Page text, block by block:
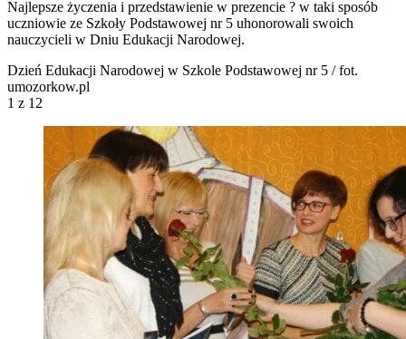
Najlepsze życzenia i przedstawienie w prezencie ? w taki sposób
uczniowie ze Szkoły Podstawowej nr 5 uhonorowali swoich
nauczycieli w Dniu Edukacji Narodowej.
Dzień Edukacji Narodowej w Szkole Podstawowej nr 5 / fot.
umozorkow.pl
1 z 12